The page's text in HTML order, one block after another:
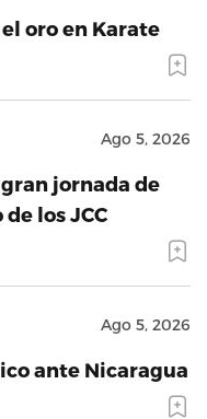
oro en Karate
Ago 5, 2026
jornada de
los JCC
Ago 5, 2026
ante Nicaragua